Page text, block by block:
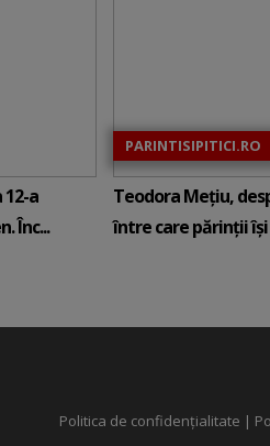
a
Înc...
PARINTISIPITICI.RO
Teodora Mețiu,
între care părinții își
Politica de confidențialitate |